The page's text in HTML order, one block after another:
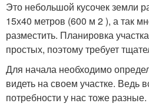
Это небольшой кусочек земли
15х40 метров (600 м 2 ), а так
разместить. Планировка
простых, поэтому требует
Для начала необходимо
видеть на своем участке. Ведь
потребности у нас тоже разные.